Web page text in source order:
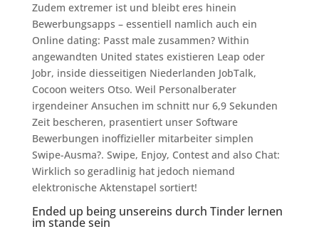
Zudem extremer ist und bleibt eres hinein
Bewerbungsapps – essentiell namlich auch ein
Online dating: Passt male zusammen? Within
angewandten United states existieren Leap oder
Jobr, inside diesseitigen Niederlanden JobTalk,
Cocoon weiters Otso. Weil Personalberater
irgendeiner Ansuchen im schnitt nur 6,9 Sekunden
Zeit bescheren, prasentiert unser Software
Bewerbungen inoffizieller mitarbeiter simplen
Swipe-Ausma?. Swipe, Enjoy, Contest and also Chat:
Wirklich so geradlinig hat jedoch niemand
elektronische Aktenstapel sortiert!
Ended up being unsereins durch Tinder lernen
im stande sein